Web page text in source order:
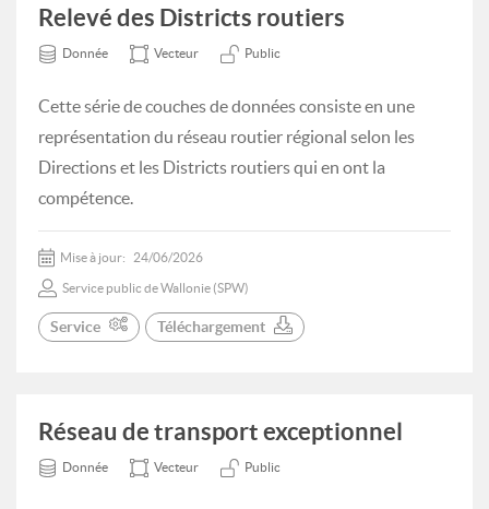
Relevé des Districts routiers
Donnée Vecteur Public
Cette série de couches de données consiste en une
représentation du réseau routier régional selon les
Directions et les Districts routiers qui en ont la
compétence.
Mise à jour: 24/06/2026
Service public de Wallonie (SPW)
Service Téléchargement
Réseau de transport exceptionnel
Donnée Vecteur Public